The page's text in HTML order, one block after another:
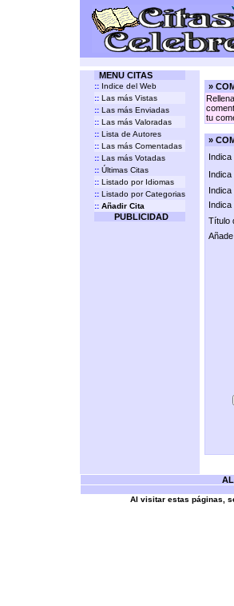
MENU CITAS
:: Indice del Web
:: Las más Vistas
:: Las más Enviadas
:: Las más Valoradas
:: Lista de Autores
:: Las más Comentadas
:: Las más Votadas
:: Últimas Citas
:: Listado por Idiomas
:: Listado por Categorias
:: Añadir Cita
PUBLICIDAD
»
tu
»
Indica
Indica
Indica
Indica
Título
Al visitar estas páginas,